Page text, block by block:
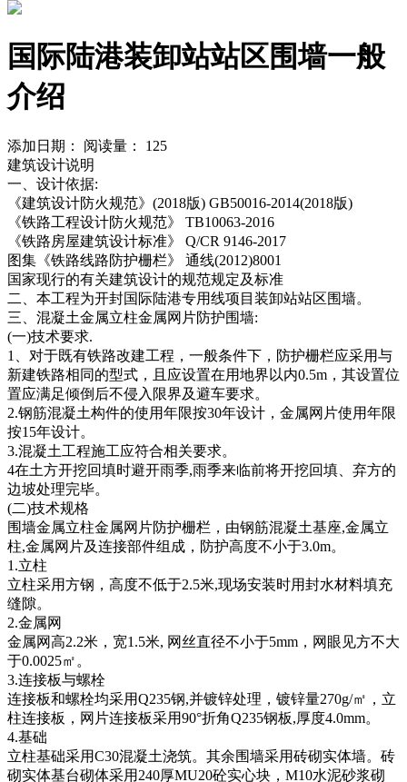
国际陆港装卸站站区围墙一般
介绍
添加日期： 阅读量： 125
建筑设计说明
一、设计依据:
《建筑设计防火规范》(2018版) GB50016-2014(2018版)
《铁路工程设计防火规范》 TB10063-2016
《铁路房屋建筑设计标准》 Q/CR 9146-2017
图集《铁路线路防护栅栏》 通线(2012)8001
国家现行的有关建筑设计的规范规定及标准
二、本工程为开封国际陆港专用线项目装卸站站区围墙。
三、混凝土金属立柱金属网片防护围墙:
(一)技术要求.
1、对于既有铁路改建工程，一般条件下，防护栅栏应采用与
新建铁路相同的型式，且应设置在用地界以内0.5m，其设置位
置应满足倾倒后不侵入限界及避车要求。
2.钢筋混凝土构件的使用年限按30年设计，金属网片使用年限
按15年设计。
3.混凝土工程施工应符合相关要求。
4在土方开挖回填时避开雨季,雨季来临前将开挖回填、弃方的
边坡处理完毕。
(二)技术规格
围墙金属立柱金属网片防护栅栏，由钢筋混凝土基座,金属立
柱,金属网片及连接部件组成，防护高度不小于3.0m。
1.立柱
立柱采用方钢，高度不低于2.5米,现场安装时用封水材料填充
缝隙。
2.金属网
金属网高2.2米，宽1.5米, 网丝直径不小于5mm，网眼见方不大
于0.0025㎡。
3.连接板与螺栓
连接板和螺栓均采用Q235钢,并镀锌处理，镀锌量270g/㎡，立
柱连接板，网片连接板采用90°折角Q235钢板,厚度4.0mm。
4.基础
立柱基础采用C30混凝土浇筑。其余围墙采用砖砌实体墙。砖
砌实体基台砌体采用240厚MU20砼实心块，M10水泥砂浆砌